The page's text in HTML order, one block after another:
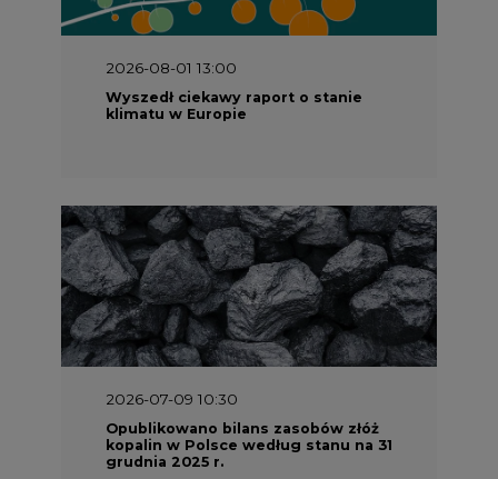
2026-08-01 13:00
Wyszedł ciekawy raport o stanie
klimatu w Europie
2026-07-09 10:30
Opublikowano bilans zasobów złóż
kopalin w Polsce według stanu na 31
grudnia 2025 r.